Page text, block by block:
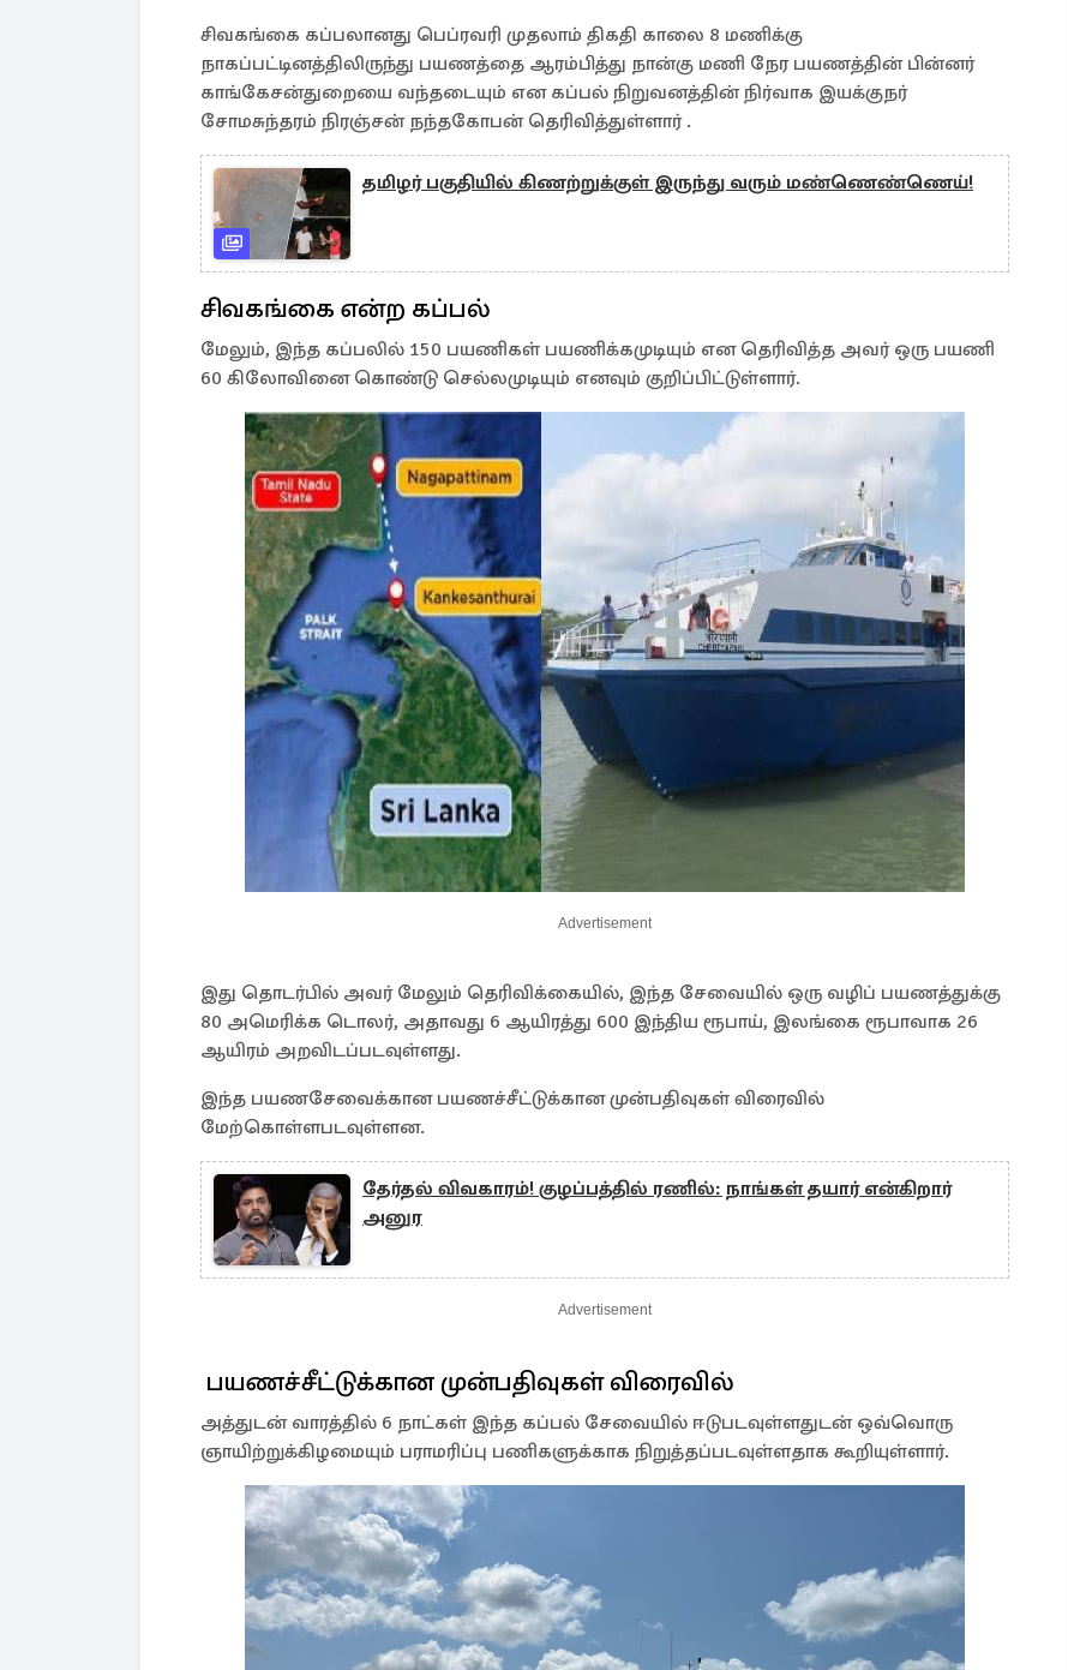
சிவகங்கை கப்பலானது பெப்ரவரி முதலாம் திகதி காலை 8 மணிக்கு
நாகப்பட்டினத்திலிருந்து பயணத்தை ஆரம்பித்து நான்கு மணி நேர பயணத்தின் பின்னர்
காங்கேசன்துறையை வந்தடையும் என கப்பல் நிறுவனத்தின் நிர்வாக இயக்குநர்
சோமசுந்தரம் நிரஞ்சன் நந்தகோபன் தெரிவித்துள்ளார் .
தமிழர் பகுதியில் கிணற்றுக்குள் இருந்து வரும் மண்ணெண்ணெய்!
சிவகங்கை என்ற கப்பல்
மேலும், இந்த கப்பலில் 150 பயணிகள் பயணிக்கமுடியும் என தெரிவித்த அவர் ஒரு பயணி
60 கிலோவினை கொண்டு செல்லமுடியும் எனவும் குறிப்பிட்டுள்ளார்.
Advertisement
இது தொடர்பில் அவர் மேலும் தெரிவிக்கையில், இந்த சேவையில் ஒரு வழிப் பயணத்துக்கு
80 அமெரிக்க டொலர், அதாவது 6 ஆயிரத்து 600 இந்திய ரூபாய், இலங்கை ரூபாவாக 26
ஆயிரம் அறவிடப்படவுள்ளது.
இந்த பயணசேவைக்கான பயணச்சீட்டுக்கான முன்பதிவுகள் விரைவில்
மேற்கொள்ளபடவுள்ளன.
தேர்தல் விவகாரம்! குழப்பத்தில் ரணில்: நாங்கள் தயார் என்கிறார்
அனுர
Advertisement
பயணச்சீட்டுக்கான முன்பதிவுகள் விரைவில்
அத்துடன் வாரத்தில் 6 நாட்கள் இந்த கப்பல் சேவையில் ஈடுபடவுள்ளதுடன் ஒவ்வொரு
ஞாயிற்றுக்கிழமையும் பராமரிப்பு பணிகளுக்காக நிறுத்தப்படவுள்ளதாக கூறியுள்ளார்.